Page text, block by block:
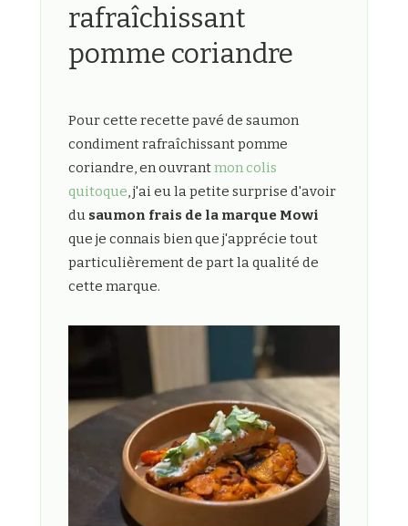
rafraîchissant
pomme coriandre
Pour cette recette pavé de saumon
condiment rafraîchissant pomme
coriandre, en ouvrantmon colis
quitoque, j'ai eu la petite surprise d'avoir
du saumon frais de la marque Mowi
que je connais bien que j'apprécie tout
particulièrement de part la qualité de
cette marque.